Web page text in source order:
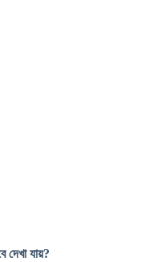
দেখা যায়?